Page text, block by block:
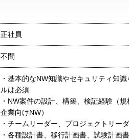
正社員
不問
・基本的なNW知識やセキュリティ
ルは必須
・NW案件の設計、構築、検証経験（
企業向けNW）
・チームリーダー、プロジェクトリー
・各種設計書、移行計画書、試験計画